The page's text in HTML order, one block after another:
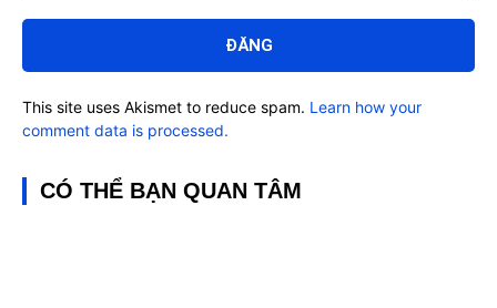
luận:
This site uses Akismet to reduce spam. Learn how your
comment data is processed.
CÓ THỂ BẠN QUAN TÂM